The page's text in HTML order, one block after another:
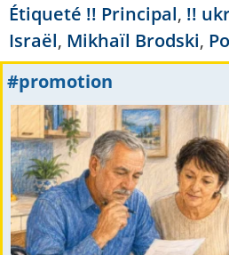
Étiqueté !! Principal, !!
Israël, Mikhaïl Brodski,
#promotion